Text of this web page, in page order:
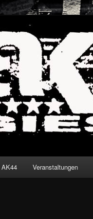
Veranstaltungen